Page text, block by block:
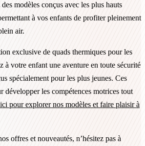
modèles conçus avec les plus hauts
à vos enfants de profiter pleinement
air.
exclusive de quads thermiques pour les
à votre enfant une aventure en toute sécurité
spécialement pour les plus jeunes. Ces
développer les compétences motrices tout
pour explorer nos modèles et faire plaisir à
offres et nouveautés, n’hésitez pas à